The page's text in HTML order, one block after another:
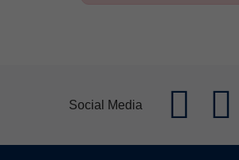
Social Media